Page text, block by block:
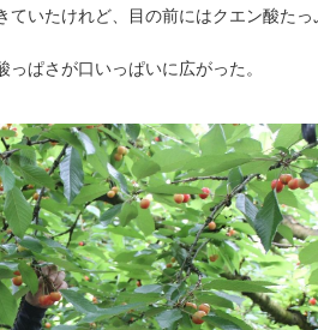
ていたけれど、目の前にはクエン酸たっ
ぱさが口いっぱいに広がった。